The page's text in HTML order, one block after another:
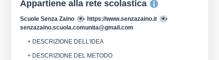
Appartiene alla rete scolastica
Scuole Senza Zaino
https://www.senzazaino.it
senzazaino.scuola.comunita@gmail.com
+ DESCRIZIONE DELL'IDEA
+ DESCRIZIONE DEL METODO